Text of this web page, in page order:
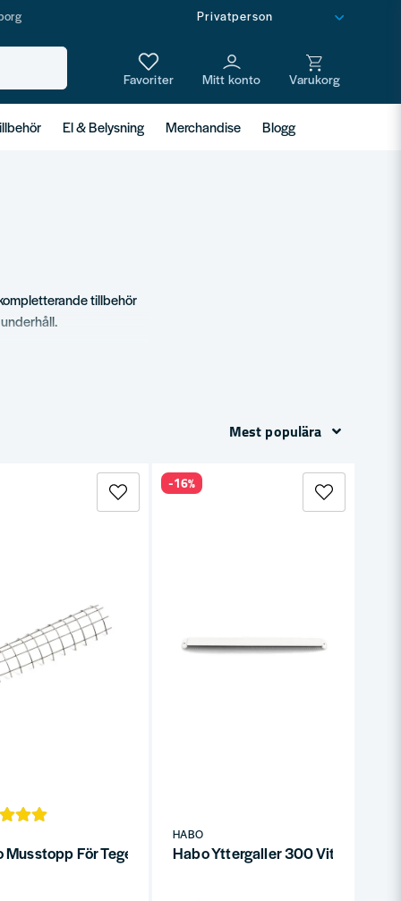
El & Belysning Merchandise Blogg
tillbehör
Mest populära
Musstopp För Tegelfasad SB
HABO
Habo Yttergaller 300 Vit SB
-16%